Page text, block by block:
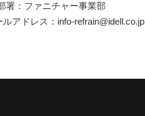
署：ファニチャー事業部
ルアドレス：info-refrain@idell.co.jp